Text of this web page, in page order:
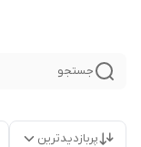
جستجو
پربازدیدترین